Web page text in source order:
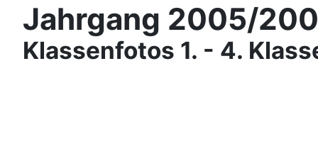
Jahrgang 2005/
Klassenfotos 1. - 4.